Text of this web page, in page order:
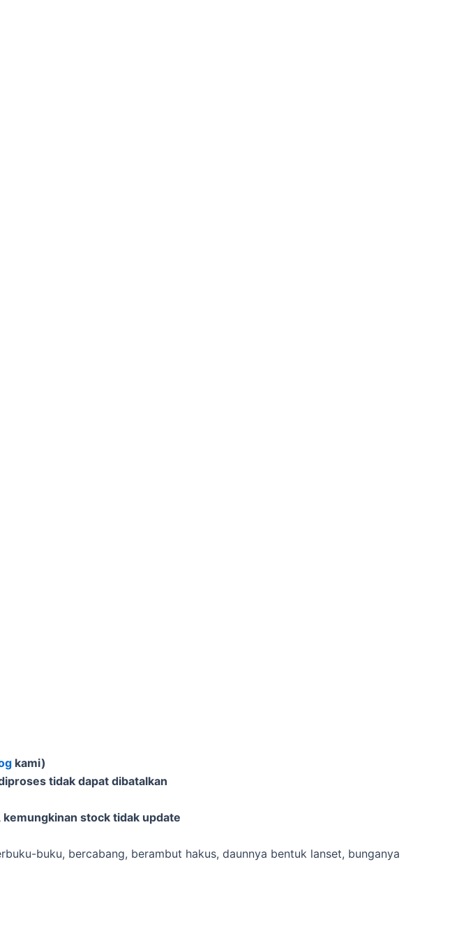
kami)
tidak dapat dibatalkan
stock tidak update
buku, bercabang, berambut hakus, daunnya bentuk lanset, bunganya